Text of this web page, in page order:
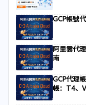
GCP帳號
阿里雲代
南
GCP代理
帳：T4、